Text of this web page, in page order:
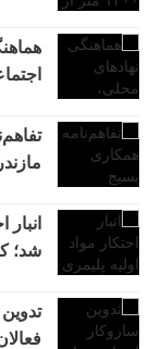
شد؛ کشف ۳۵۰ هزار